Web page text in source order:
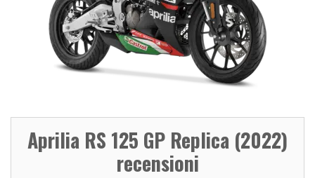
Aprilia RS 125 GP Replica (2022)
recensioni